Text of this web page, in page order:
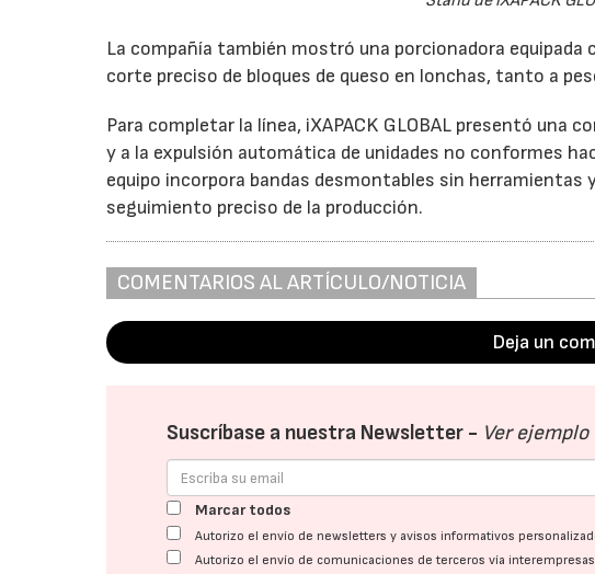
La compañía también mostró una porcionadora
corte preciso de bloques de queso en lonchas, tanto a
Para completar la línea, iXAPACK GLOBAL presentó
y a la expulsión automática de unidades no conformes
equipo incorpora bandas desmontables sin
seguimiento preciso de la producción.
COMENTARIOS AL ARTÍCULO/NOTICIA
Deja un
Suscríbase a nuestra Newsletter - Ver ejemplo
Marcar todos
Autorizo el envío de newsletters y avisos informativos
Autorizo el envío de comunicaciones de terceros vía